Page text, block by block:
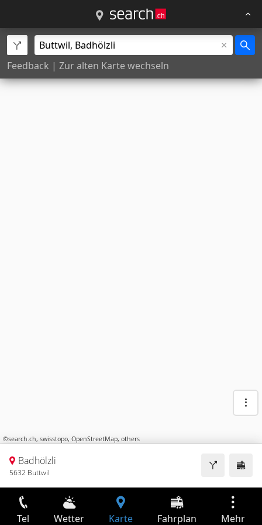
Feedback | Zur alten Karte wechseln
©search.ch, swisstopo, OpenStreetMap, others
Badhölzli
5632 Buttwil
Tel Wetter Karte Fahrplan Mehr